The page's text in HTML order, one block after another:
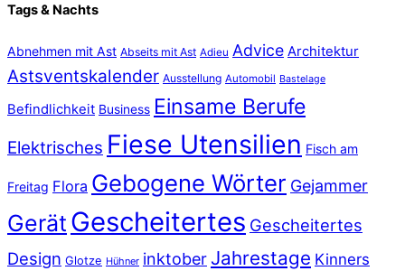
Tags & Nachts
Abnehmen mit Ast Abseits mit Ast Adieu Advice Architektur
Astsventskalender Ausstellung Automobil Bastelage
Befindlichkeit Business Einsame Berufe
Elektrisches Fiese Utensilien Fisch am
Freitag Flora Gebogene Wörter Gejammer
Gerät Gescheitertes Gescheitertes
Design Glotze Hühner inktober Jahrestage Kinners